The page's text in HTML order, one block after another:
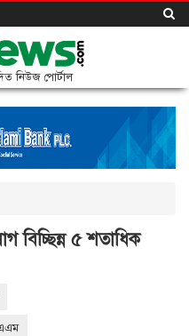
নিউজ পোর্টাল
বিচ্ছিন্ন ৫ শতাধিক